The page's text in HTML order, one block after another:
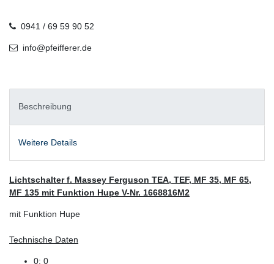
0941 / 69 59 90 52
info@pfeifferer.de
Beschreibung
Weitere Details
Lichtschalter f. Massey Ferguson TEA, TEF, MF 35, MF 65,
MF 135 mit Funktion Hupe V-Nr. 1668816M2
mit Funktion Hupe
Technische Daten
0: 0